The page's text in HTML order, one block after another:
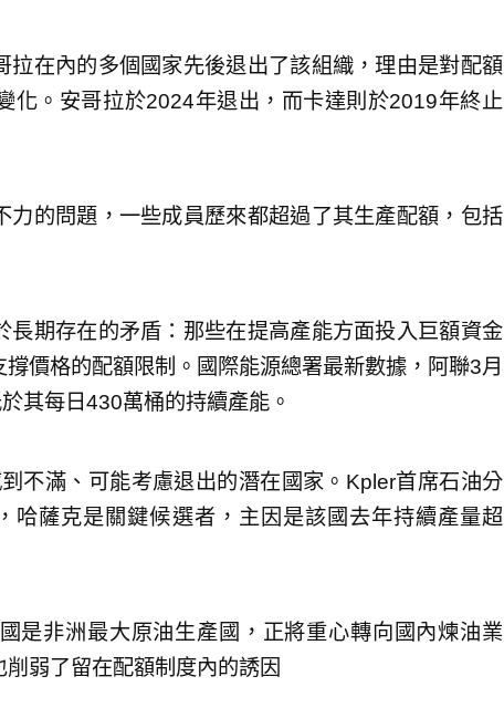
拉在內的多個國家先後退出了該組織，理由是對配額
化。安哥拉於2024年退出，而卡達則於2019年終止
力的問題，一些成員歷來都超過了其生產配額，包括
長期存在的矛盾：那些在提高產能方面投入巨額資金
價格的配額限制。國際能源總署最新數據，阿聯3月
其每日430萬桶的持續產能。
不滿、可能考慮退出的潛在國家。Kpler首席石油分
哈薩克是關鍵候選者，主因是該國去年持續產量超
是非洲最大原油生產國，正將重心轉向國內煉油業
弱了留在配額制度內的誘因